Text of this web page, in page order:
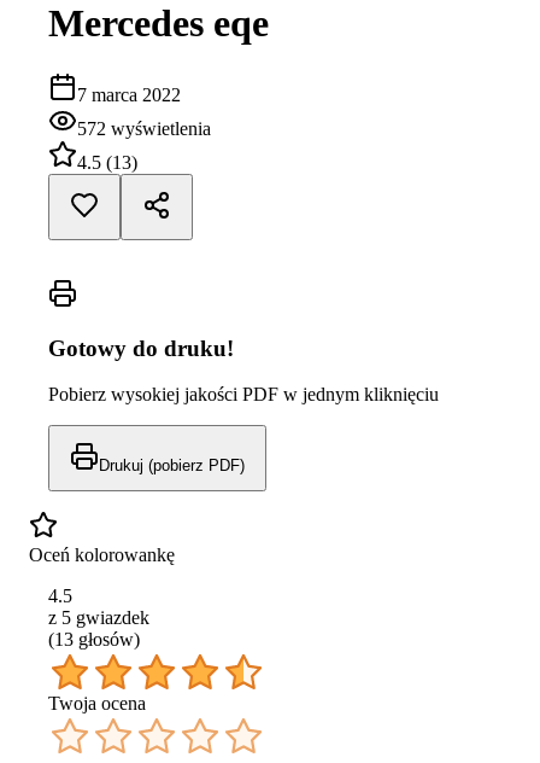
Mercedes eqe
7 marca 2022
572 wyświetlenia
4.5 (13)
Gotowy do druku!
Pobierz wysokiej jakości PDF w jednym kliknięciu
Drukuj (pobierz PDF)
Oceń kolorowankę
4.5
z 5 gwiazdek
(13 głosów)
Twoja ocena